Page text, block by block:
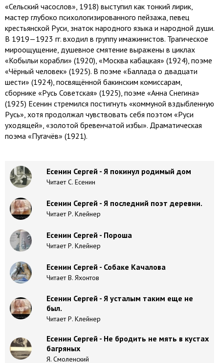
«Сельский часослов», 1918) выступил как тонкий лирик,
мастер глубоко психологизированного пейзажа, певец
крестьянской Руси, знаток народного языка и народной души.
В 1919—1923 гг. входил в группу имажинистов. Трагическое
мироощущение, душевное смятение выражены в циклах
«Кобыльи корабли» (1920), «Москва кабацкая» (1924), поэме
«Чёрный человек» (1925). В поэме «Баллада о двадцати
шести» (1924), посвящённой бакинским комиссарам,
сборнике «Русь Советская» (1925), поэме «Анна Снегина»
(1925) Есенин стремился постигнуть «коммуной вздыбленную
Русь», хотя продолжал чувствовать себя поэтом «Руси
уходящей», «золотой бревенчатой избы». Драматическая
поэма «Пугачёв» (1921).
Есенин Сергей - Я покинул родимый дом
Читает С. Есенин
Есенин Сергей - Я последний поэт деревни.
Читает Р. Клейнер
Есенин Сергей - Пороша
Читает Р. Клейнер
Есенин Сергей - Собаке Качалова
Читает В. Яхонтов
Есенин Сергей - Я усталым таким еще не
был.
Читает Р. Клейнер
Есенин Сергей - Не бродить не мять в кустах
багряных
Я. Смоленский